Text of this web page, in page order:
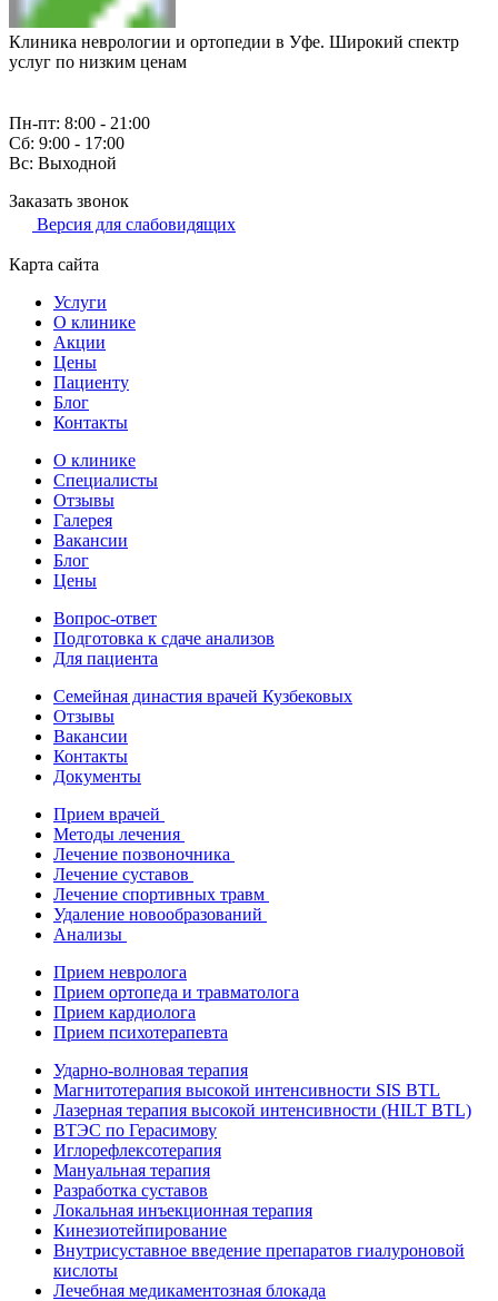
Клиника неврологии и ортопедии в Уфе. Широкий спектр
услуг по низким ценам
Пн-пт: 8:00 - 21:00
Сб: 9:00 - 17:00
Вс: Выходной
Заказать звонок
Версия для слабовидящих
Карта сайта
Услуги
О клинике
Акции
Цены
Пациенту
Блог
Контакты
О клинике
Специалисты
Отзывы
Галерея
Вакансии
Блог
Цены
Вопрос-ответ
Подготовка к сдаче анализов
Для пациента
Семейная династия врачей Кузбековых
Отзывы
Вакансии
Контакты
Документы
Прием врачей
Методы лечения
Лечение позвоночника
Лечение суставов
Лечение спортивных травм
Удаление новообразований
Анализы
Прием невролога
Прием ортопеда и травматолога
Прием кардиолога
Прием психотерапевта
Ударно-волновая терапия
Магнитотерапия высокой интенсивности SIS BTL
Лазерная терапия высокой интенсивности (HILT BTL)
ВТЭС по Герасимову
Иглорефлексотерапия
Мануальная терапия
Разработка суставов
Локальная инъекционная терапия
Кинезиотейпирование
Внутрисуставное введение препаратов гиалуроновой
кислоты
Лечебная медикаментозная блокада